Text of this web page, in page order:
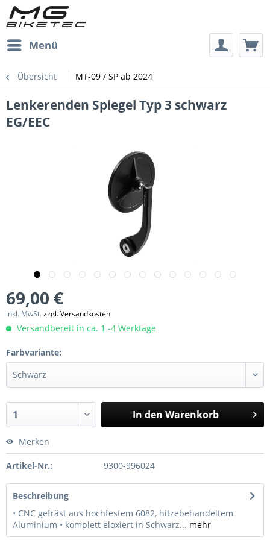
Menü
Übersicht MT-09 / SP ab 2024
Lenkerenden Spiegel Typ 3 schwarz
EG/EEC
69,00 €
inkl. MwSt.zzgl. Versandkosten
Versandbereit in ca. 1 -4 Werktage
Farbvariante:
In den Warenkorb
Merken
Artikel-Nr.: 9300-996024
Beschreibung
• CNC gefräst aus hochfestem 6082, hitzebehandeltem
Aluminium • komplett eloxiert in Schwarz... mehr